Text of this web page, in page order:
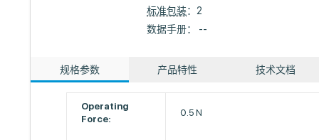
标准包装：2
数据手册： --
规格参数 产品特性 技术文档
Operating
Force:
0.5 N